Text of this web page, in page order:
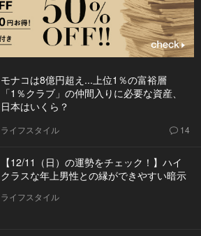
モナコは8億円超え...上位1％の富裕層
「1％クラブ」の仲間入りに必要な資産、
日本はいくら？
ライフスタイル 14
【12/11（日）の運勢をチェック！】ハイ
クラスな年上男性との縁ができやすい暗示
ライフスタイル